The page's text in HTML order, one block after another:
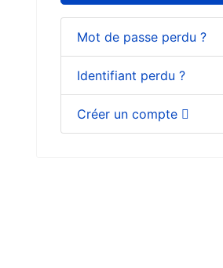
Mot de passe perdu ?
Identifiant perdu ?
Créer un compte